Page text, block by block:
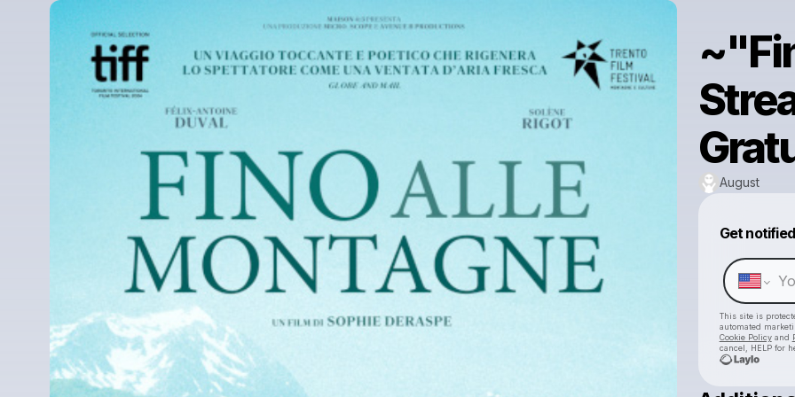
August
Get notified
This site is
automated
Cookie Policyand
cancel, HELP for